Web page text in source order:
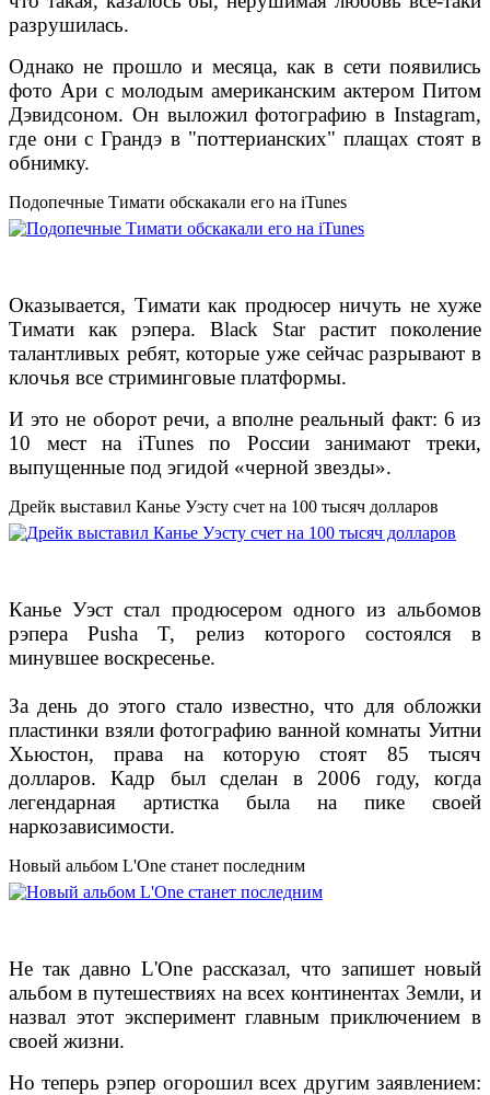
разрушилась.
Однако не прошло и месяца, как в сети появились
фото Ари с молодым американским актером Питом
Дэвидсоном. Он выложил фотографию в Instagram,
где они с Грандэ в "поттерианских" плащах стоят в
обнимку.
Подопечные Тимати обскакали его на iTunes
Оказывается, Тимати как продюсер ничуть не хуже
Тимати как рэпера. Black Star растит поколение
талантливых ребят, которые уже сейчас разрывают в
клочья все стриминговые платформы.
И это не оборот речи, а вполне реальный факт: 6 из
10 мест на iTunes по России занимают треки,
выпущенные под эгидой «черной звезды».
Дрейк выставил Канье Уэсту счет на 100 тысяч долларов
Канье Уэст стал продюсером одного из альбомов
рэпера Pusha T, релиз которого состоялся в
минувшее воскресенье.
За день до этого стало известно, что для обложки
пластинки взяли фотографию ванной комнаты Уитни
Хьюстон, права на которую стоят 85 тысяч
долларов. Кадр был сделан в 2006 году, когда
легендарная артистка была на пике своей
наркозависимости.
Новый альбом L'One станет последним
Не так давно L'One рассказал, что запишет новый
альбом в путешествиях на всех континентах Земли, и
назвал этот эксперимент главным приключением в
своей жизни.
Но теперь рэпер огорошил всех другим заявлением: